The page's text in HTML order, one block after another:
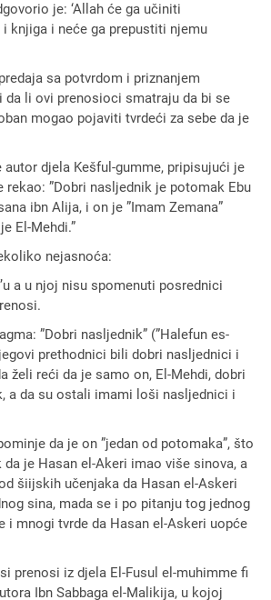
je: ‘Allah će ga učiniti
knjiga i neće ga prepustiti njemu
sa potvrdom i priznanjem
da li ovi prenosioci smatraju da bi se
mogao pojaviti tvrdeći za sebe da je
autor djela Kešful-gumme, pripisujući je
rekao: ”Dobri nasljednik je potomak Ebu
ibn Alija, i on je ”Imam Zemana”
El-Mehdi.”
nejasnoća:
a u njoj nisu spomenuti posrednici
”Dobri nasljednik” (”Halefun es-
prethodnici bili dobri nasljednici i
želi reći da je samo on, El-Mehdi, dobri
a da su ostali imami loši nasljednici i
da je on ”jedan od potomaka”, što
da je Hasan el-Akeri imao više sinova, a
šiijskih učenjaka da Hasan el-Askeri
sina, mada se i po pitanju tog jednog
i mnogi tvrde da Hasan el-Askeri uopće
prenosi iz djela El-Fusul el-muhimme fi
Ibn Sabbaga el-Malikija, u kojoj